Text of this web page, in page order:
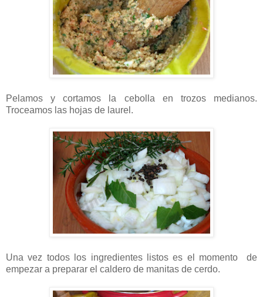
Pelamos y cortamos la cebolla en trozos medianos.
Troceamos las hojas de laurel.
Una vez todos los ingredientes listos es el momento de
empezar a preparar el caldero de manitas de cerdo.